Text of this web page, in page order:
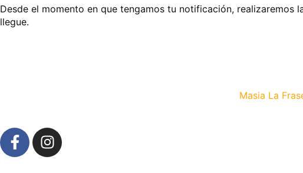
Desde el momento en que tengamos tu notificación,
llegue.
Masia La